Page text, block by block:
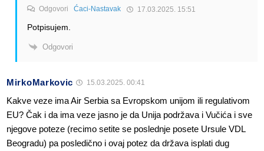
Odgovori Ćaci-Nastavak 17.03.2025. 15:51
Potpisujem.
Odgovori
MirkoMarkovic 15.03.2025. 00:41
Kakve veze ima Air Serbia sa Evropskom unijom ili regulativom
EU? Čak i da ima veze jasno je da Unija podržava i Vučića i sve
njegove poteze (recimo setite se poslednje posete Ursule VDL
Beogradu) pa posledično i ovaj potez da država isplati dug